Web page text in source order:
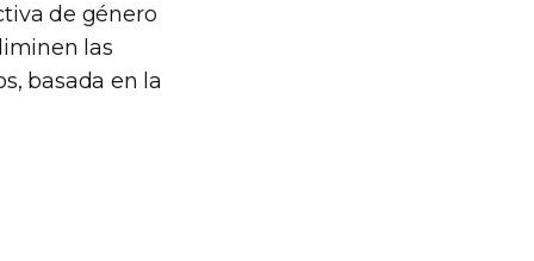
de género
las
basada en la